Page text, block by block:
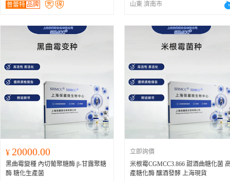
普蕾特 品牌 山東 濟南市
¥ 20000.00
黑曲霉變種 內切葡聚糖酶 β-甘露聚糖
酶 糖化生產菌
立即詢價
米根霉CGMCC3.866 甜酒曲糖化菌
產糖化酶 釀酒發酵 上海現貨